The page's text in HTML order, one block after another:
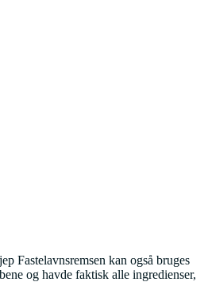
Fastelavnsremsen kan også bruges
og havde faktisk alle ingredienser,